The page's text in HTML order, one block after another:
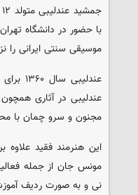
با حضور در دانشگاه
موسیقی سنتی ایرانی را
عندلیبی در آثاری
مجنون و سرو چمان با
این هنرمند فقید علاوه
مونس جان از جمله
نی و به صورت ردیف